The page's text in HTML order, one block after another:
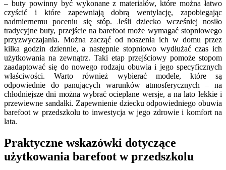
– buty powinny być wykonane z materiałów, które można łatwo
czyścić i które zapewniają dobrą wentylację, zapobiegając
nadmiernemu poceniu się stóp. Jeśli dziecko wcześniej nosiło
tradycyjne buty, przejście na barefoot może wymagać stopniowego
przyzwyczajania. Można zacząć od noszenia ich w domu przez
kilka godzin dziennie, a następnie stopniowo wydłużać czas ich
użytkowania na zewnątrz. Taki etap przejściowy pomoże stopom
zaadaptować się do nowego rodzaju obuwia i jego specyficznych
właściwości. Warto również wybierać modele, które są
odpowiednie do panujących warunków atmosferycznych – na
chłodniejsze dni można wybrać ocieplane wersje, a na lato lekkie i
przewiewne sandałki. Zapewnienie dziecku odpowiedniego obuwia
barefoot w przedszkolu to inwestycja w jego zdrowie i komfort na
lata.
Praktyczne wskazówki dotyczące
użytkowania barefoot w przedszkolu